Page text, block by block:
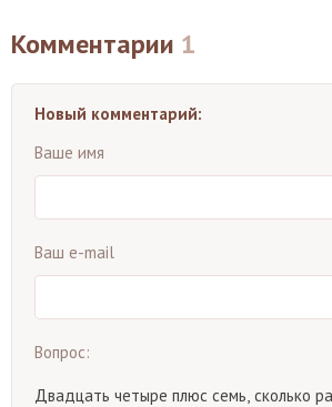
Комментарии 1
Новый комментарий:
Ваше имя
Ваш e-mail
Вопрос:
Двадцать четыре плюс семь, сколько